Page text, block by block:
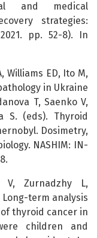
and medical
strategies:
pp. 52-8). In
Williams ED, Ito M,
in Ukraine
T, Saenko V,
S. (eds). Thyroid
Dosimetry,
NASHIM: IN-
V, Zurnadzhy L,
Long-term analysis
thyroid cancer in
children and